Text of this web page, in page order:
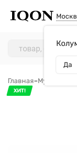
Да
Главная–Мужчинам
ХИТ!